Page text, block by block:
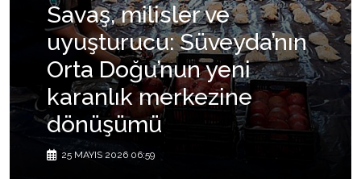
Savaş, milisler ve
uyuşturucu: Süveyda’nın
Orta Doğu’nun yeni
karanlık merkezine
dönüşümü
25 MAYIS 2026 06:59